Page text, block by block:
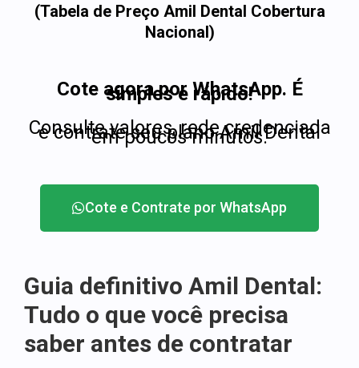
(Tabela de Preço Amil Dental Cobertura
Nacional)
Cote agora por WhatsApp. É
simples e rápido!
Consulte valores, rede credenciada
e contrate seu plano Amil Dental
em poucos minutos.
Cote e Contrate por WhatsApp
Guia definitivo Amil Dental:
Tudo o que você precisa
saber antes de contratar